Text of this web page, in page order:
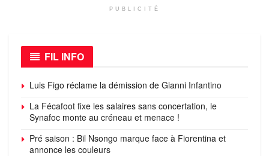
PUBLICITÉ
FIL INFO
Luis Figo réclame la démission de Gianni Infantino
La Fécafoot fixe les salaires sans concertation, le
Synafoc monte au créneau et menace !
Pré saison : Bil Nsongo marque face à Fiorentina et
annonce les couleurs